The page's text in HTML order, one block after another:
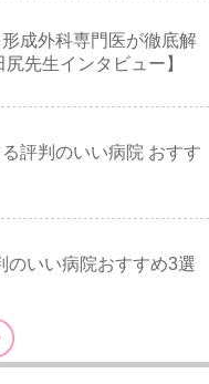
成外科専門医が徹底解
先生インタビュー】
評判のいい病院 おすす
のいい病院おすすめ3選